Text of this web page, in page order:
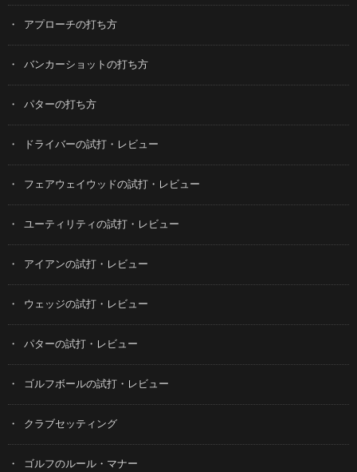
アプローチの打ち方
バンカーショットの打ち方
パターの打ち方
ドライバーの試打・レビュー
フェアウェイウッドの試打・レビュー
ユーティリティの試打・レビュー
アイアンの試打・レビュー
ウェッジの試打・レビュー
パターの試打・レビュー
ゴルフボールの試打・レビュー
クラブセッティング
ゴルフのルール・マナー